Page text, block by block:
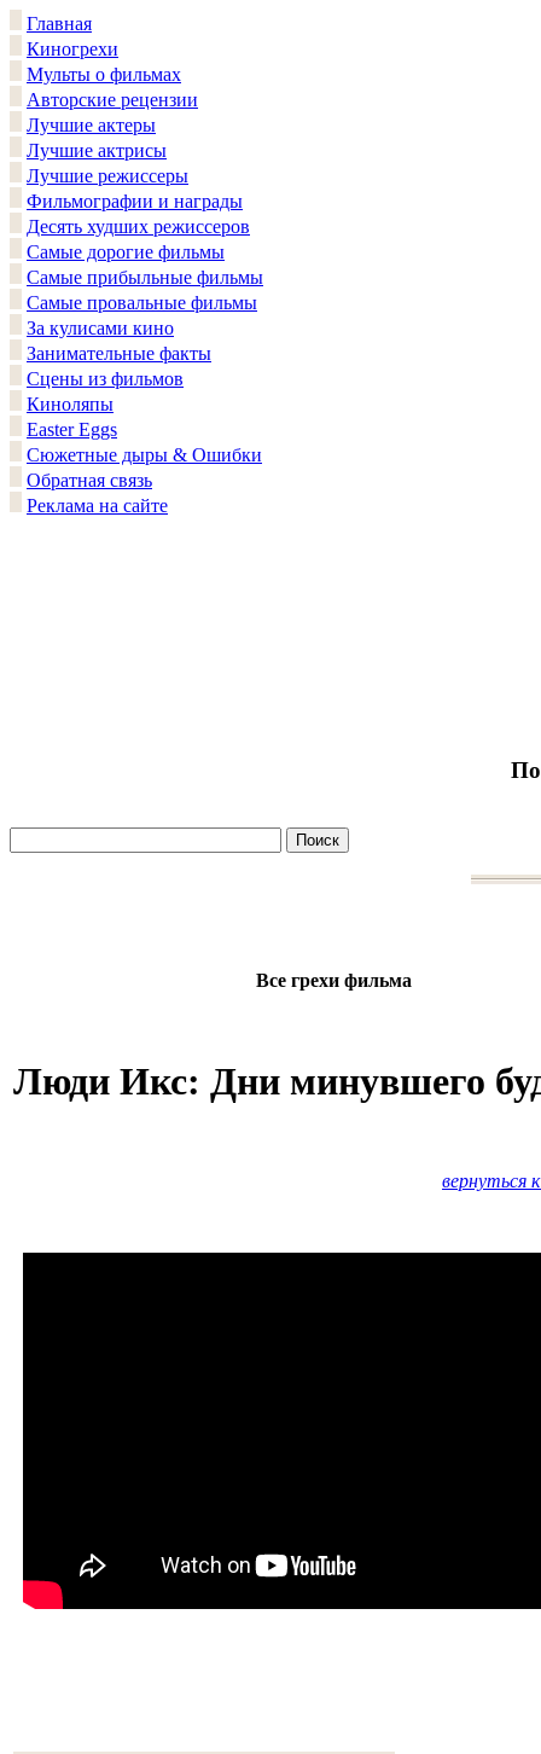
Главная
Киногрехи
Мульты о фильмах
Авторские рецензии
Лучшие актеры
Лучшие актрисы
Лучшие режиссеры
Фильмографии и награды
Десять худших режиссеров
Самые дорогие фильмы
Самые прибыльные фильмы
Самые провальные фильмы
За кулисами кино
Занимательные факты
Сцены из фильмов
Киноляпы
Easter Eggs
Сюжетные дыры & Ошибки
Обратная связь
Реклама на сайте
Все грехи фильма
Люди Икс: Дни минувшего
вернуться